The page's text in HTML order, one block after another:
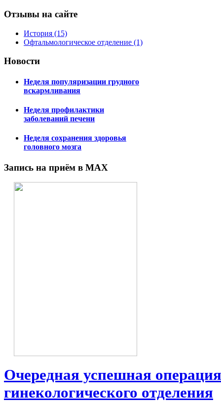
Отзывы на сайте
История (15)
Офтальмологическое отделение (1)
Новости
Неделя популяризации грудного
вскармливания
Неделя профилактики
заболеваний печени
Неделя сохранения здоровья
головного мозга
Запись на приём в MAX
Очередная успешная операция
гинекологического отделения